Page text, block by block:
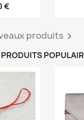
€
produits 
PRODUITS